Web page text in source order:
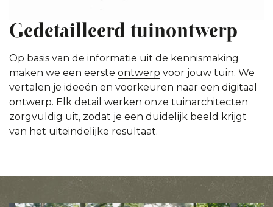
Gedetailleerd tuinontwerp
Op basis van de informatie uit de kennismaking
maken we een eerste ontwerp voor jouw tuin. We
vertalen je ideeën en voorkeuren naar een digitaal
ontwerp. Elk detail werken onze tuinarchitecten
zorgvuldig uit, zodat je een duidelijk beeld krijgt
van het uiteindelijke resultaat.